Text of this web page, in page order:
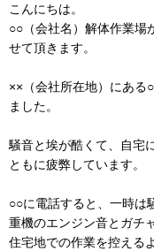
こんにちは。
○○（会社名）解体作業場
せて頂きます。
××（会社所在地）にある
ました。
騒音と埃が酷くて、自宅
ともに疲弊しています。
○○に電話すると、一時は
重機のエンジン音とガチ
住宅地での作業を控える